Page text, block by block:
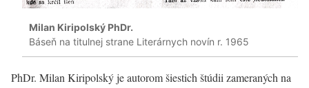
Milan Kiripolský PhDr.
Báseň na titulnej strane Literárnych novín r. 1965
PhDr. Milan Kiripolský je autorom šiestich štúdii zameraných na